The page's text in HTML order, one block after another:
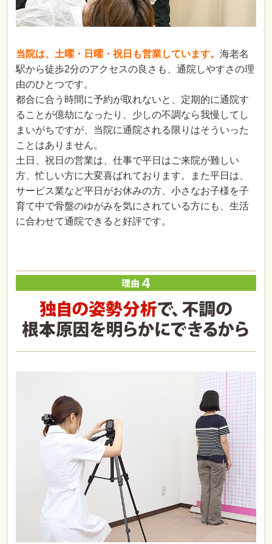
当院は、土曜・日曜・祝日も営業しています。海老名
駅から徒歩2分のアクセスの良さも、通院しやすさの理
由のひとつです。
都合に合う時間に予約が取れないと、定期的に通院す
ることが億劫になったり、少しの不調なら我慢してし
まいがちですが、当院に通院される限りはそういった
ことはありません。
土日、祝日の営業は、仕事で平日はご来院が難しい
方、忙しい方に大変喜ばれております。また平日は、
サービス業など平日がお休みの方、小さなお子様を子
育て中で骨盤のゆがみを気にされている方にも、生活
に合わせて通院できると好評です。